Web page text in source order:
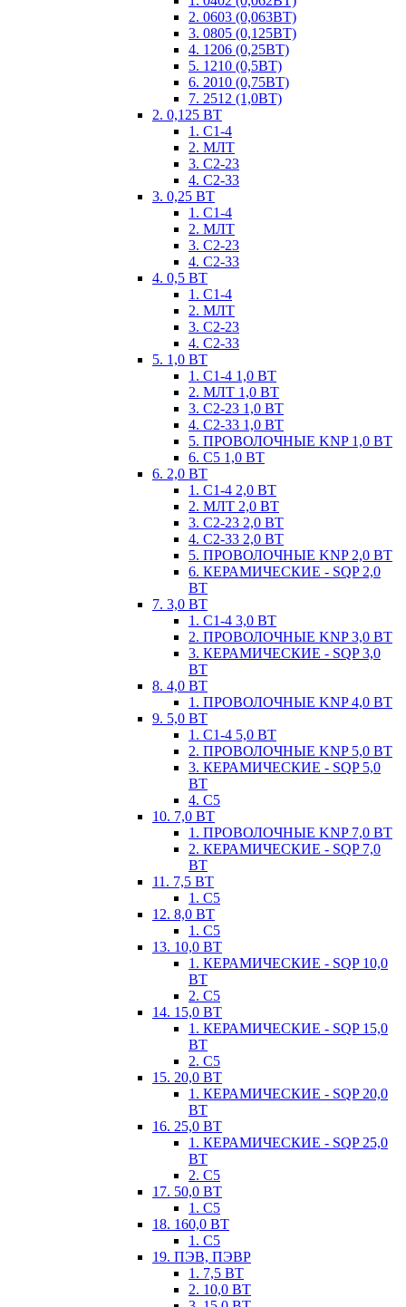
2. 0603 (0,063ВТ)
3. 0805 (0,125ВТ)
4. 1206 (0,25ВТ)
5. 1210 (0,5ВТ)
6. 2010 (0,75ВТ)
7. 2512 (1,0ВТ)
2. 0,125 ВТ
1. С1-4
2. МЛТ
3. С2-23
4. С2-33
3. 0,25 ВТ
1. С1-4
2. МЛТ
3. С2-23
4. С2-33
4. 0,5 ВТ
1. С1-4
2. МЛТ
3. С2-23
4. С2-33
5. 1,0 ВТ
1. С1-4 1,0 ВТ
2. МЛТ 1,0 ВТ
3. С2-23 1,0 ВТ
4. С2-33 1,0 ВТ
5. ПРОВОЛОЧНЫЕ KNP 1,0 ВТ
6. С5 1,0 ВТ
6. 2,0 ВТ
1. С1-4 2,0 ВТ
2. МЛТ 2,0 ВТ
3. С2-23 2,0 ВТ
4. С2-33 2,0 ВТ
5. ПРОВОЛОЧНЫЕ KNP 2,0 ВТ
6. КЕРАМИЧЕСКИЕ - SQP 2,0
ВТ
7. 3,0 ВТ
1. С1-4 3,0 ВТ
2. ПРОВОЛОЧНЫЕ KNP 3,0 ВТ
3. КЕРАМИЧЕСКИЕ - SQP 3,0
ВТ
8. 4,0 ВТ
1. ПРОВОЛОЧНЫЕ KNP 4,0 ВТ
9. 5,0 ВТ
1. С1-4 5,0 ВТ
2. ПРОВОЛОЧНЫЕ KNP 5,0 ВТ
3. КЕРАМИЧЕСКИЕ - SQP 5,0
ВТ
4. С5
10. 7,0 ВТ
1. ПРОВОЛОЧНЫЕ KNP 7,0 ВТ
2. КЕРАМИЧЕСКИЕ - SQP 7,0
ВТ
11. 7,5 ВТ
1. С5
12. 8,0 ВТ
1. С5
13. 10,0 ВТ
1. КЕРАМИЧЕСКИЕ - SQP 10,0
ВТ
2. С5
14. 15,0 ВТ
1. КЕРАМИЧЕСКИЕ - SQP 15,0
ВТ
2. С5
15. 20,0 ВТ
1. КЕРАМИЧЕСКИЕ - SQP 20,0
ВТ
16. 25,0 ВТ
1. КЕРАМИЧЕСКИЕ - SQP 25,0
ВТ
2. С5
17. 50,0 ВТ
1. С5
18. 160,0 ВТ
1. С5
19. ПЭВ, ПЭВР
1. 7,5 ВТ
2. 10,0 ВТ